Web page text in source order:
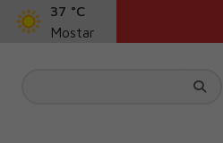
37 °C
Mostar